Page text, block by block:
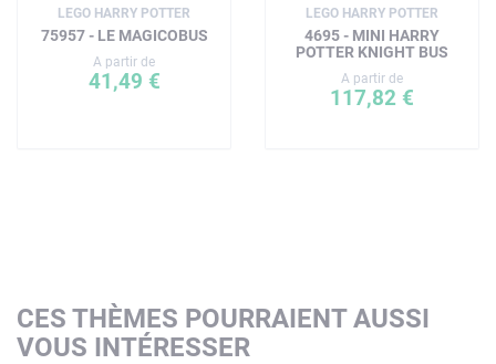
LEGO HARRY POTTER
75957 - LE MAGICOBUS
A partir de
41,49 €
LEGO HARRY POTTER
4695 - MINI HARRY
POTTER KNIGHT BUS
A partir de
117,82 €
CES THÈMES POURRAIENT AUSSI
VOUS INTÉRESSER